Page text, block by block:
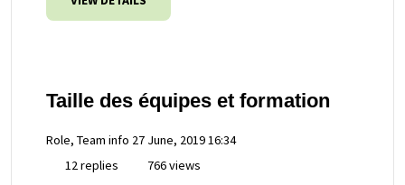
Taille des équipes et formation
Role, Team info 27 June, 2019 16:34
12 replies
766 views